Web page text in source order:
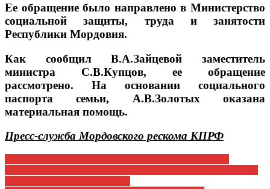
Ее обращение было направлено в Министерство
социальной защиты, труда и занятости
Республики Мордовия.
Как сообщил В.А.Зайцевой заместитель
министра С.В.Купцов, ее обращение
рассмотрено. На основании социального
паспорта семьи, А.В.Золотых оказана
материальная помощь.
Пресс-служба Мордовского рескома КПРФ
Навигация
по